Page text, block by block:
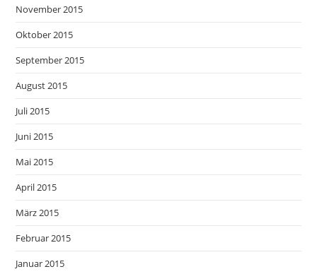
November 2015
Oktober 2015
September 2015
August 2015
Juli 2015
Juni 2015
Mai 2015
April 2015
März 2015
Februar 2015
Januar 2015